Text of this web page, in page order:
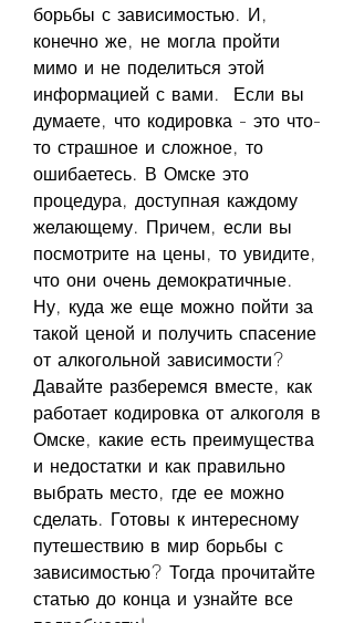
борьбы с зависимостью. И,
конечно же, не могла пройти
мимо и не поделиться этой
информацией с вами.  Если вы
думаете, что кодировка - это что-
то страшное и сложное, то
ошибаетесь. В Омске это
процедура, доступная каждому
желающему. Причем, если вы
посмотрите на цены, то увидите,
что они очень демократичные.
Ну, куда же еще можно пойти за
такой ценой и получить спасение
от алкогольной зависимости?
Давайте разберемся вместе, как
работает кодировка от алкоголя в
Омске, какие есть преимущества
и недостатки и как правильно
выбрать место, где ее можно
сделать. Готовы к интересному
путешествию в мир борьбы с
зависимостью? Тогда прочитайте
статью до конца и узнайте все